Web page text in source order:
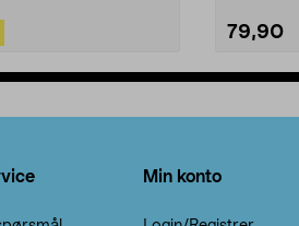
79,90
Min konto